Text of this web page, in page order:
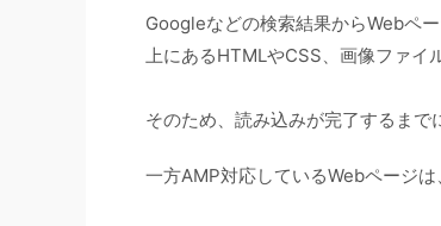
Googleなどの検索結果からWebペ
上にあるHTMLやCSS、画像ファイ
そのため、読み込みが完了するまで
一方AMP対応しているWebページ